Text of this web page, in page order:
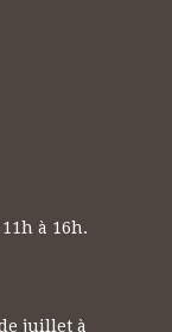
à 16h.
juillet à